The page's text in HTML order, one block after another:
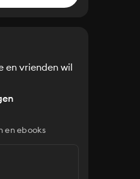
en vrienden wil
en ebooks